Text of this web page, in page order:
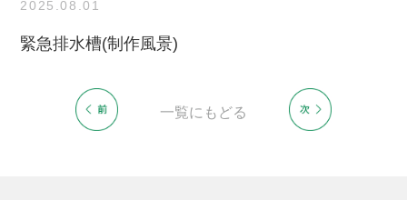
2025.08.01
緊急排水槽(制作風景)
一覧にもどる